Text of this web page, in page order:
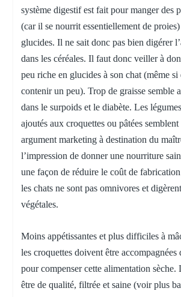
système digestif est fait pour manger des
(car il se nourrit essentiellement de
glucides. Il ne sait donc pas bien digérer
dans les céréales. Il faut donc veiller à
peu riche en glucides à son chat (même si
contenir un peu). Trop de graisse semble
dans le surpoids et le diabète. Les
ajoutés aux croquettes ou pâtées
argument marketing à destination du
l’impression de donner une nourriture
une façon de réduire le coût de
les chats ne sont pas omnivores et
végétales.
Moins appétissantes et plus difficiles à
les croquettes doivent être accompagnées
pour compenser cette alimentation sèche.
être de qualité, filtrée et saine (voir plus